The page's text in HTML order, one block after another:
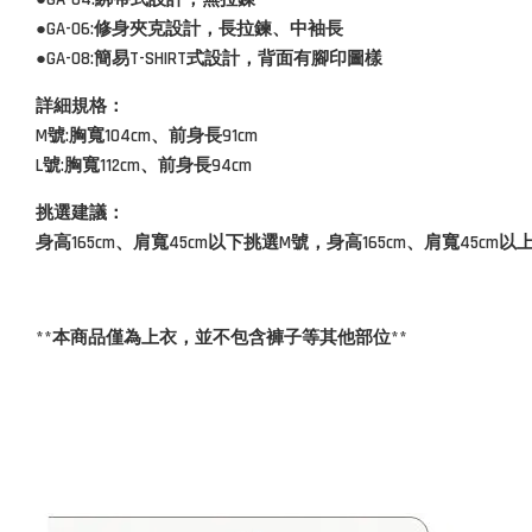
●GA-06:修身夾克設計，長拉鍊、中袖長
●GA-08:簡易T-SHIRT式設計，背面有腳印圖樣
詳細規格：
M號:胸寬104cm、前身長91cm
L號:胸寬112cm、前身長94cm
挑選建議：
身高165cm、肩寬45cm以下挑選M號，身高165cm、肩寬45cm以
**本商品僅為上衣，並不包含褲子等其他部位**